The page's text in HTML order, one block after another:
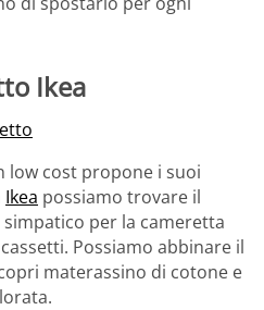
Ikea
low cost propone i suoi
Ikea possiamo trovare il
per la cameretta
Possiamo abbinare il
materassino di cotone e